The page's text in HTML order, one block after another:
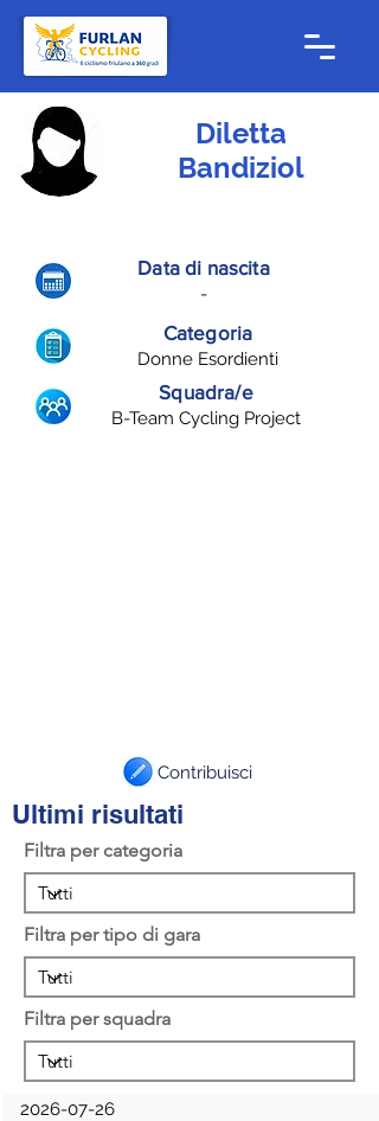
Diletta
Bandiziol
Data di nascita
-
Categoria
Donne Esordienti
Squadra/e
B-Team Cycling Project
Contribuisci
Ultimi risultati
Filtra per categoria
Filtra per tipo di gara
Filtra per squadra
2026-07-26